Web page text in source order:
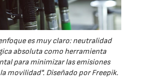
es muy claro: neutralidad
absoluta como herramienta
para minimizar las emisiones
movilidad". Diseñado por Freepik.